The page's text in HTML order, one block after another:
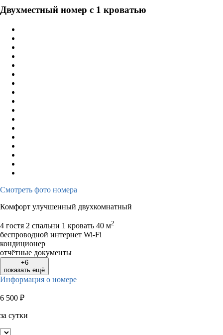
Двухместный номер с 1 кроватью
Смотреть фото номера
Комфорт улучшенный двухкомнатный
4 гостя 2 спальни 1 кровать 40 м2
беспроводной интернет Wi-Fi
кондиционер
отчётные документы
+6
показать ещё
Информация о номере
6 500 ₽
за сутки